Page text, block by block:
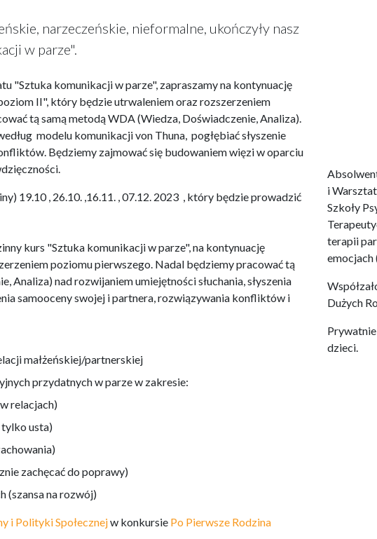
narzeczeńskie, nieformalne, ukończyły nasz
w parze".
"Sztuka komunikacji w parze", zapraszamy na kontynuację
II", który będzie utrwaleniem oraz rozszerzeniem
tą samą metodą WDA (Wiedza, Doświadczenie, Analiza).
modelu komunikacji von Thuna, pogłębiać słyszenie
Będziemy zajmować się budowaniem więzi w oparciu
19.10 , 26.10. ,16.11. , 07.12. 2023 , który będzie prowadzić
kurs "Sztuka komunikacji w parze", na kontynuację
poziomu pierwszego. Nadal będziemy pracować tą
Analiza) nad rozwijaniem umiejętności słuchania, słyszenia
samooceny swojej i partnera, rozwiązywania konfliktów i
małżeńskiej/partnerskiej
przydatnych w parze w zakresie:
relacjach)
usta)
zachęcać do poprawy)
(szansa na rozwój)
i Polityki Społecznejw konkursie Po Pierwsze Rodzina
i
Szkoły
terapii
emocjach
Dużych
dzieci.